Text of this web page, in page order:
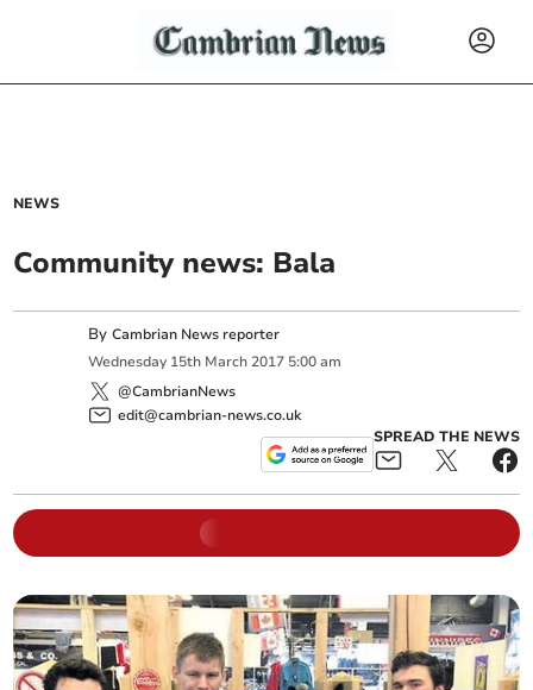
NEWS
Community news: Bala
ByCambrian News reporter
Wednesday 15th March 2017 5:00 am
@CambrianNews
edit@cambrian-news.co.uk
SPREAD THE NEWS